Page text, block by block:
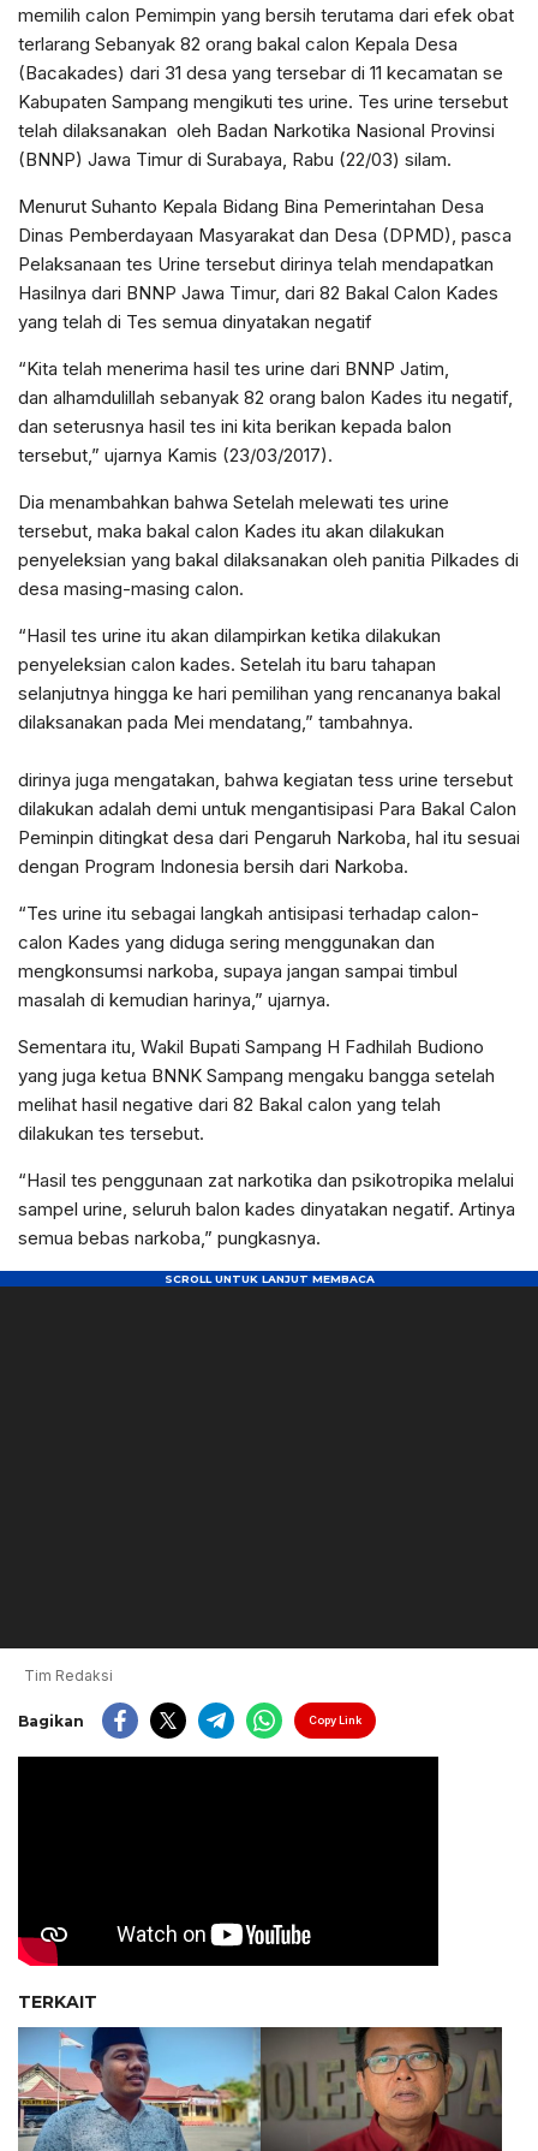
memilih calon Pemimpin yang bersih terutama dari efek obat
terlarang Sebanyak 82 orang bakal calon Kepala Desa
(Bacakades) dari 31 desa yang tersebar di 11 kecamatan se
Kabupaten Sampang mengikuti tes urine. Tes urine tersebut
telah dilaksanakan oleh Badan Narkotika Nasional Provinsi
(BNNP) Jawa Timur di Surabaya, Rabu (22/03) silam.
Menurut Suhanto Kepala Bidang Bina Pemerintahan Desa
Dinas Pemberdayaan Masyarakat dan Desa (DPMD), pasca
Pelaksanaan tes Urine tersebut dirinya telah mendapatkan
Hasilnya dari BNNP Jawa Timur, dari 82 Bakal Calon Kades
yang telah di Tes semua dinyatakan negatif
“Kita telah menerima hasil tes urine dari BNNP Jatim,
dan alhamdulillah sebanyak 82 orang balon Kades itu negatif,
dan seterusnya hasil tes ini kita berikan kepada balon
tersebut,” ujarnya Kamis (23/03/2017).
Dia menambahkan bahwa Setelah melewati tes urine
tersebut, maka bakal calon Kades itu akan dilakukan
penyeleksian yang bakal dilaksanakan oleh panitia Pilkades di
desa masing-masing calon.
“Hasil tes urine itu akan dilampirkan ketika dilakukan
penyeleksian calon kades. Setelah itu baru tahapan
selanjutnya hingga ke hari pemilihan yang rencananya bakal
dilaksanakan pada Mei mendatang,” tambahnya.
dirinya juga mengatakan, bahwa kegiatan tess urine tersebut
dilakukan adalah demi untuk mengantisipasi Para Bakal Calon
Peminpin ditingkat desa dari Pengaruh Narkoba, hal itu sesuai
dengan Program Indonesia bersih dari Narkoba.
“Tes urine itu sebagai langkah antisipasi terhadap calon-
calon Kades yang diduga sering menggunakan dan
mengkonsumsi narkoba, supaya jangan sampai timbul
masalah di kemudian harinya,” ujarnya.
Sementara itu, Wakil Bupati Sampang H Fadhilah Budiono
yang juga ketua BNNK Sampang mengaku bangga setelah
melihat hasil negative dari 82 Bakal calon yang telah
dilakukan tes tersebut.
“Hasil tes penggunaan zat narkotika dan psikotropika melalui
sampel urine, seluruh balon kades dinyatakan negatif. Artinya
semua bebas narkoba,” pungkasnya.
Tim Redaksi
Bagikan Copy Link
TERKAIT